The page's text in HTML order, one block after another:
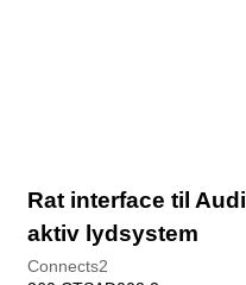
Rat interface til
aktiv lydsystem
Connects2